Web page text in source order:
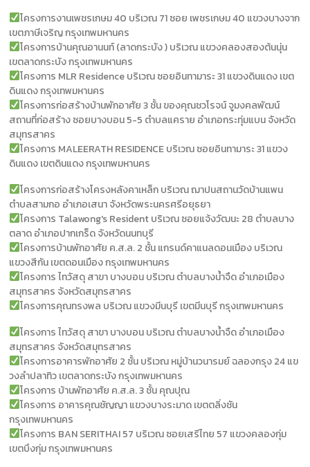
โครงการงานเพชรเกษม 40 บริเวณ 71 ซอย เพชรเกษม 40 แขวงบางจาก
เขตภาษีเจริญ กรุงเทพมหานคร
โครงการบ้านคุณอานนท์ (ลาดกระบัง ) บริเวณ แขวงคลองสองต้นนุ่น
เขตลาดกระบัง กรุงเทพมหานคร
โครงการ MLR Residence บริเวณ ซอยอินทามาระ 31 แขวงดินแดง เขต
ดินแดง กรุงเทพมหานคร
โครงการก่อสร้างบ้านพักอาศัย 3 ชั้น ของคุณชวโรจน์ จูมงคลพัฒน์
สถานที่ก่อสร้าง ซอยบางบอน 5-5 ตำบลแคราย อำเภอกระทุ่มแบน จังหวัด
สมุทรสาคร
โครงการ MALEERATH RESIDENCE บริเวณ ซอยอินทามาระ 31 แขวง
ดินแดง เขตดินแดง กรุงเทพมหานคร
โครงการก่อสร้างโครงหลังคาเหล็ก บริเวณ ฌาปนสถานวัดบ้านแพน
ตำบลสามกอ อำเภอเสนา จังหวัดพระนครศรีอยุธยา
โครงการ Talawong's Resident บริเวณ ซอยแจ้งวัฒนะ 28 ตำบลบาง
ตลาด อำเภอปากเกร็ด จังหวัดนนทบุรี
โครงการบ้านพักอาศัย ค.ส.ล. 2 ชั้น แกรนด์คาแนลดอนเมือง บริเวณ
แขวงสีกัน เขตดอนเมือง กรุงเทพมหานคร
โครงการ ไทวัสดุ สาขา บางบอน บริเวณ ตำบลบางน้ำจืด อำเภอเมือง
สมุทรสาคร จังหวัดสมุทรสาคร
โครงการคุณทรงพล บริเวณ แขวงมีนบุรี เขตมีนบุรี กรุงเทพมหานคร
โครงการ ไทวัสดุ สาขา บางบอน บริเวณ ตำบลบางน้ำจืด อำเภอเมือง
สมุทรสาคร จังหวัดสมุทรสาคร
โครงการอาคารพักอาศัย 2 ชั้น บริเวณ หมู่บ้านวนารมย์ ฉลองกรุง 24 แข
วงลําปลาทิว เขตลาดกระบัง กรุงเทพมหานคร
โครงการ บ้านพักอาศัย ค.ส.ล. 3 ชั้น คุณปุณ
โครงการ อาคารคุณชัญญา แขวงบางระมาด เขตตลิ่งชัน
กรุงเทพมหานคร
โครงการ BAN SERITHAI 57 บริเวณ ซอยเสรีไทย 57 แขวงคลองกุ่ม
เขตบึงกุ่ม กรุงเทพมหานคร